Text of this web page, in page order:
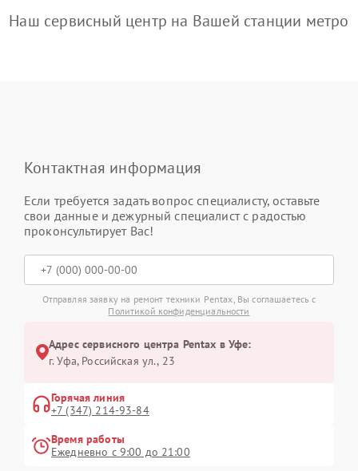
Наш сервисный центр на Вашей станции метро
Контактная информация
Если требуется задать вопрос специалисту, оставьте
свои данные и дежурный специалист с радостью
проконсультирует Вас!
Отправляя заявку на ремонт техники Pentax, Вы соглашаетесь с
Политикой конфиденциальности
Адрес сервисного центра Pentax в Уфе:
г. Уфа, Российская ул., 23
Горячая линия
+7 (347) 214-93-84
Время работы
Ежедневно с 9:00 до 21:00